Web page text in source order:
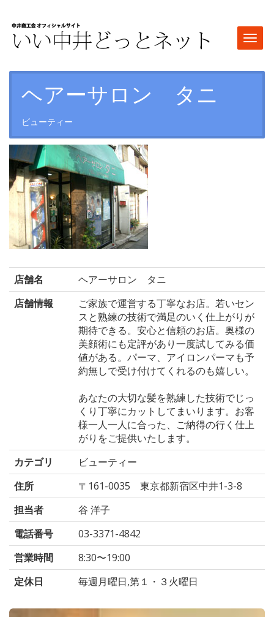
ヘアーサロン タニ
ビューティー
店舗名
ヘアーサロン タニ
店舗情報
ご家族で運営する丁寧なお店。若いセン
スと熟練の技術で満足のいく仕上がりが
期待できる。安心と信頼のお店。奥様の
美顔術にも定評があり一度試してみる価
値がある。パーマ、アイロンパーマも予
約無しで受け付けてくれるのも嬉しい。
あなたの大切な髪を熟練した技術でじっ
くり丁寧にカットしてまいります。お客
様一人一人に合った、ご納得の行く仕上
がりをご提供いたします。
カテゴリ
ビューティー
住所
〒161-0035 東京都新宿区中井1-3-8
担当者
谷 洋子
電話番号
03-3371-4842
営業時間
8:30〜19:00
定休日
毎週月曜日,第１・３火曜日